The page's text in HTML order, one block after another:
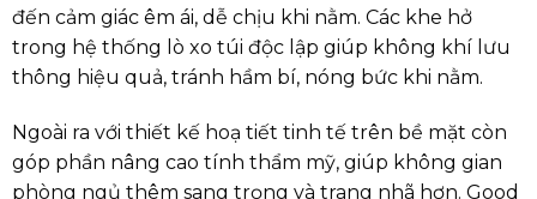
đến cảm giác êm ái, dễ chịu khi nằm. Các khe hở
trong hệ thống lò xo túi độc lập giúp không khí lưu
thông hiệu quả, tránh hầm bí, nóng bức khi nằm.
Ngoài ra với thiết kế hoạ tiết tinh tế trên bề mặt còn
góp phần nâng cao tính thẩm mỹ, giúp không gian
phòng ngủ thêm sang trọng và trang nhã hơn. Good